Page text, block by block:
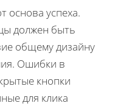
основа успеха.
должен быть
общему дизайну
Ошибки в
кнопки
для клика